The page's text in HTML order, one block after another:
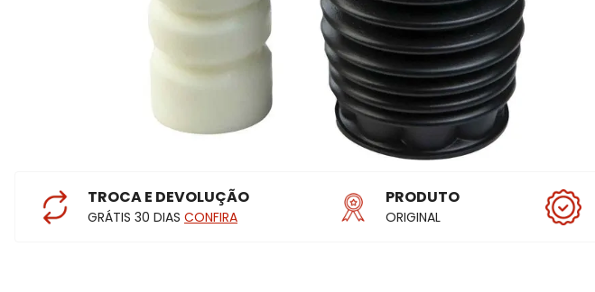
TROCA E DEVOLUÇÃO
GRÁTIS 30 DIAS CONFIRA
PRODUTO
ORIGINAL